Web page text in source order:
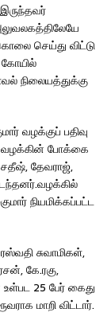
செய்து விட்டு
கோயில்
நிலையத்துக்கு
வழக்குப் பதிவு
வழக்கின் போக்கை
சதீஷ், தேவராஜ்,
நியமிக்கப்பட்ட
சுவாமிகள்,
கே.ரகு,
உள்பட 25 பேர் கைது
மாறி விட்டார்.